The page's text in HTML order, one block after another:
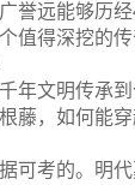
誉远能够历
值得深挖的传
年文明传承
藤，如何能
可考的。明